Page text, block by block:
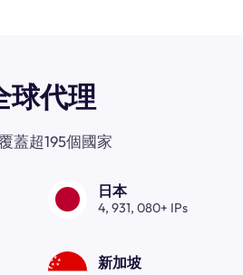
球代理
蓋超195個國家
日本
4, 931, 080+ IPs
新加坡